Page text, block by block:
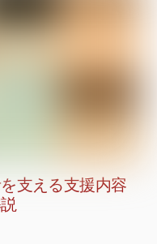
支える支援内容